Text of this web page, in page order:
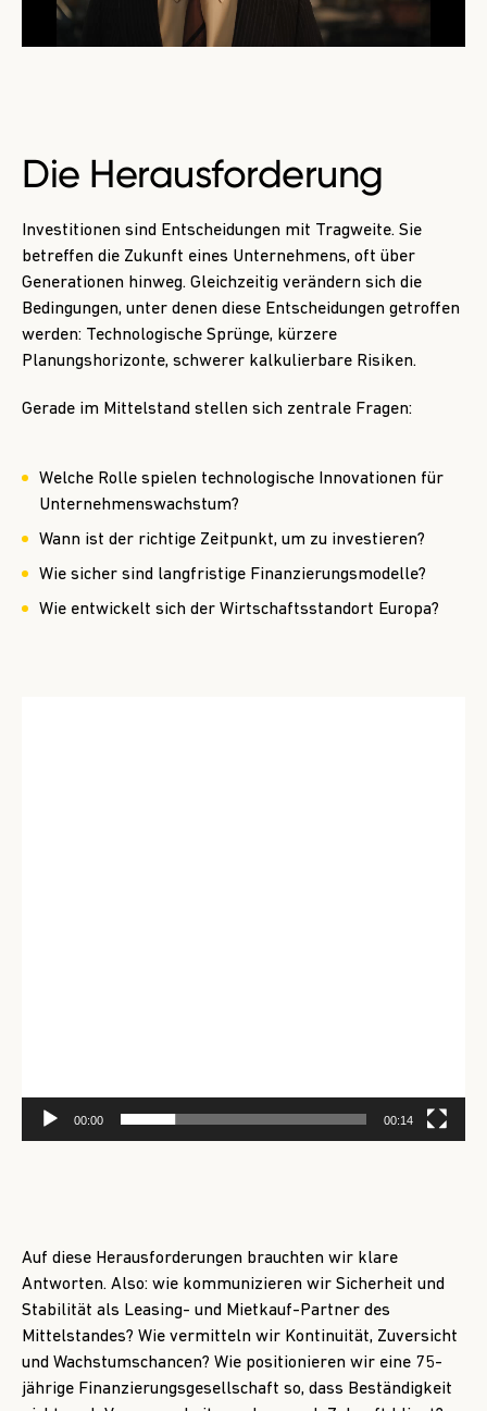
Die Herausforderung
Investitionen sind Entscheidungen mit Tragweite. Sie
betreffen die Zukunft eines Unternehmens, oft über
Generationen hinweg. Gleichzeitig verändern sich die
Bedingungen, unter denen diese Entscheidungen getroffen
werden: Technologische Sprünge, kürzere
Planungshorizonte, schwerer kalkulierbare Risiken.
Gerade im Mittelstand stellen sich zentrale Fragen:
Welche Rolle spielen technologische Innovationen für
Unternehmenswachstum?
Wann ist der richtige Zeitpunkt, um zu investieren?
Wie sicher sind langfristige Finanzierungsmodelle?
Wie entwickelt sich der Wirtschaftsstandort Europa?
00:00 00:14
Auf diese Herausforderungen brauchten wir klare
Antworten. Also: wie kommunizieren wir Sicherheit und
Stabilität als Leasing- und Mietkauf-Partner des
Mittelstandes? Wie vermitteln wir Kontinuität, Zuversicht
und Wachstumschancen? Wie positionieren wir eine 75-
jährige Finanzierungsgesellschaft so, dass Beständigkeit